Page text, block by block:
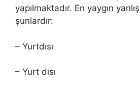
yapılmaktadır. En yaygın
şunlardır:
– Yurtdısı
– Yurt dısı